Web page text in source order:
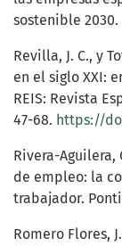
sostenible 2030.
Revilla, J. C., y
en el siglo XXI:
REIS: Revista
47-68. https://
Rivera-
de empleo: la
trabajador.
Romero Flores,